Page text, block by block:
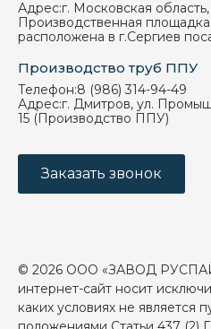
Адрес:г. Московская область,
Производственная площадка
расположена в г.Сергиев
Производство труб ППУ
Телефон:8 (986) 314-94-49
Адрес:г. Дмитров, ул.
15 (Производство ППУ)
Заказать звонок
© 2026 ООО «ЗАВОД
интернет-сайт носит
каких условиях не